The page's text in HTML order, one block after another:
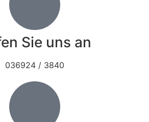
Sie uns an
036924 / 3840